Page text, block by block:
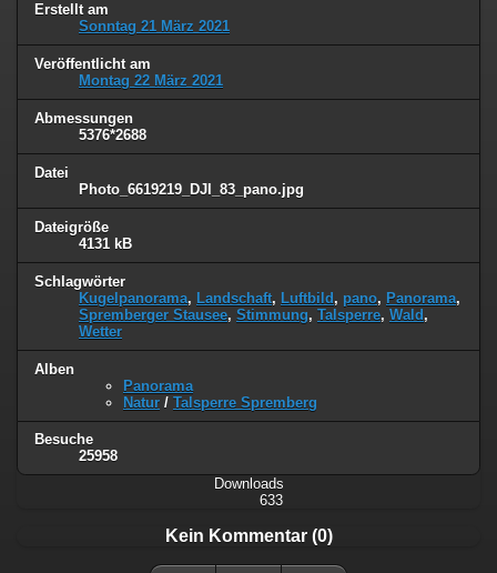
Erstellt am
Sonntag 21 März 2021
Veröffentlicht am
Montag 22 März 2021
Abmessungen
5376*2688
Datei
Photo_6619219_DJI_83_pano.jpg
Dateigröße
4131 kB
Schlagwörter
Kugelpanorama, Landschaft, Luftbild, pano, Panorama,
Spremberger Stausee, Stimmung, Talsperre, Wald,
Wetter
Alben
Panorama
Natur / Talsperre Spremberg
Besuche
25958
Downloads
633
Kein Kommentar (0)